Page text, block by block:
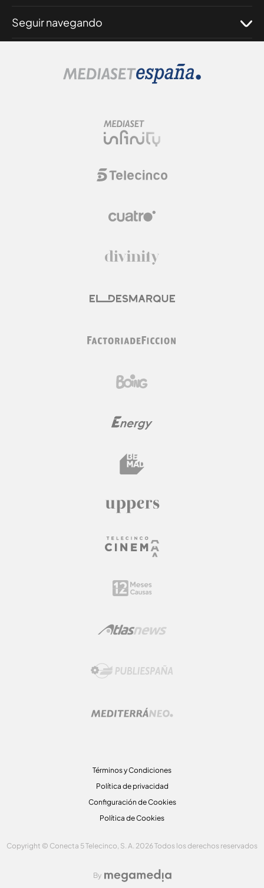
Seguir navegando
Términos y Condiciones
Política de privacidad
Configuración de Cookies
Política de Cookies
Copyright © Conecta 5 Telecinco, S. A. 2026 Todos los derechos reservados
By